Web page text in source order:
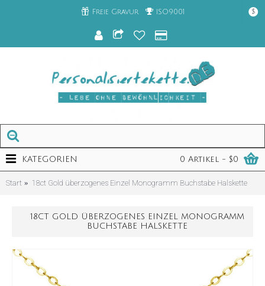
Freie Gravur ISO9001 $
0 Artikel - $0
KATEGORIEN
Start 18ct Gold überzogenes Einzel Monogramm Buchstabe Halskette
18CT GOLD ÜBERZOGENES EINZEL MONOGRAMM
BUCHSTABE HALSKETTE